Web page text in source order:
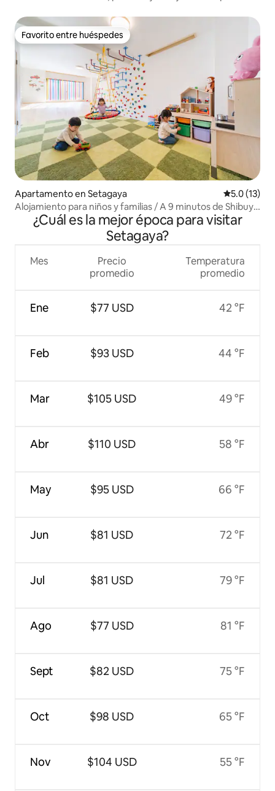
Favorito entre huéspedes
Favorito entre huéspedes
Apartamento en Setagaya Calificación
5.0 (13)
Alojamiento para niños y familias / A 9 minutos de Shibuya
/ A 1 minuto a pie de la estación / 180 m² / Capacidad
máxima para 10 personas
¿Cuál es la mejor época para visitar
Setagaya?
Mes
Ene
Feb
Mar
Abr
May
Jun
Jul
Ago
Sept
Oct
Nov
Precio
promedio
$77 USD
$93 USD
$105 USD
$110 USD
$95 USD
$81 USD
$81 USD
$77 USD
$82 USD
$98 USD
$104 USD
Temperatura
promedio
42 °F
44 °F
49 °F
58 °F
66 °F
72 °F
79 °F
81 °F
75 °F
65 °F
55 °F